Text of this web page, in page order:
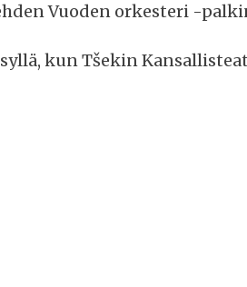
Vuoden orkesteri -
kun Tšekin